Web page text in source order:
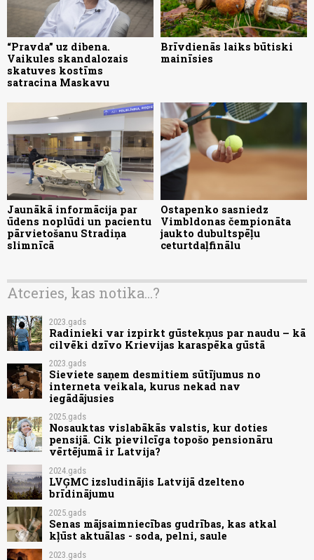
“Pravda” uz dibena.
Vaikules skandalozais
skatuves kostīms
satracina Maskavu
Brīvdienās laiks būtiski
mainīsies
Jaunākā informācija par
ūdens noplūdi un pacientu
pārvietošanu Stradiņa
slimnīcā
Ostapenko sasniedz
Vimbldonas čempionāta
jaukto dubultspēļu
ceturtdaļfinālu
Atceries, kas notika...?
2023.gads
Radinieki var izpirkt gūstekņus par naudu – kā
cilvēki dzīvo Krievijas karaspēka gūstā
2023.gads
Sieviete saņem desmitiem sūtījumus no
interneta veikala, kurus nekad nav
iegādājusies
2025.gads
Nosauktas vislabākās valstis, kur doties
pensijā. Cik pievilcīga topošo pensionāru
vērtējumā ir Latvija?
2024.gads
LVĢMC izsludinājis Latvijā dzelteno
brīdinājumu
2025.gads
Senas mājsaimniecības gudrības, kas atkal
kļūst aktuālas - soda, pelni, saule
2023.gads